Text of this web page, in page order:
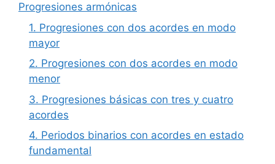
Progresiones armónicas
1. Progresiones con dos acordes en modo
mayor
2. Progresiones con dos acordes en modo
menor
3. Progresiones básicas con tres y cuatro
acordes
4. Periodos binarios con acordes en estado
fundamental